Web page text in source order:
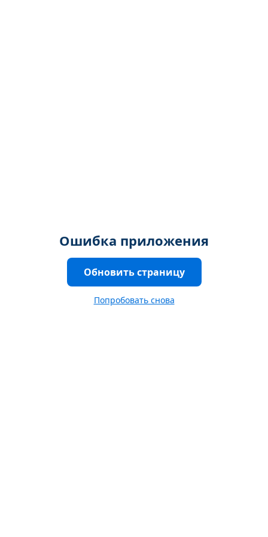
Ошибка приложения
Обновить страницу
Попробовать снова